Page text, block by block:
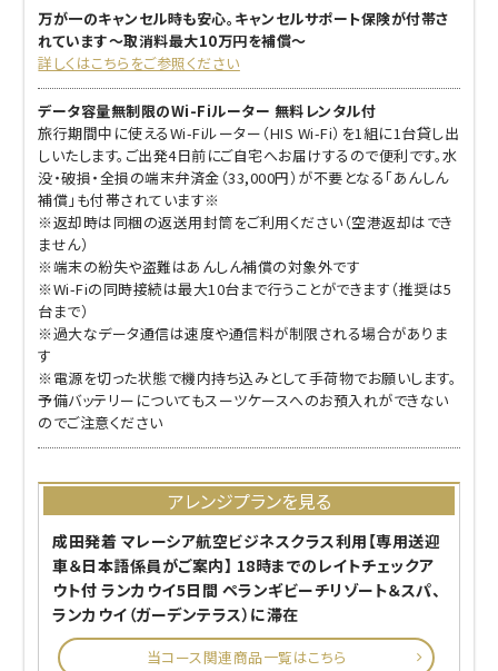
万が一のキャンセル時も安心。キャンセルサポート保険が付帯さ
れています～取消料最大10万円を補償～
詳しくはこちらをご参照ください
データ容量無制限のWi-Fiルーター 無料レンタル付
旅行期間中に使えるWi-Fiルーター（HIS Wi-Fi）を1組に1台貸し出
しいたします。ご出発4日前にご自宅へお届けするので便利です。水
没・破損・全損の端末弁済金（33,000円）が不要となる「あんしん
補償」も付帯されています※
※返却時は同梱の返送用封筒をご利用ください（空港返却はでき
ません）
※端末の紛失や盗難はあんしん補償の対象外です
※Wi-Fiの同時接続は最大10台まで行うことができます（推奨は5
台まで）
※過大なデータ通信は速度や通信料が制限される場合がありま
す
※電源を切った状態で機内持ち込みとして手荷物でお願いします。
予備バッテリーについてもスーツケースへのお預入れができない
のでご注意ください
アレンジプランを見る
成田発着 マレーシア航空ビジネスクラス利用【専用送迎
車＆日本語係員がご案内】 18時までのレイトチェックア
ウト付 ランカウイ5日間 ペランギビーチリゾート＆スパ、
ランカウイ（ガーデンテラス）に滞在
当コース関連商品一覧はこちら